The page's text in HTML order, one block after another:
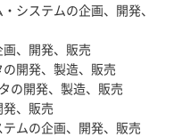
システムの企画、開発、
画、開発、販売
開発、製造、販売
の開発、製造、販売
発、販売
ムの企画、開発、販売